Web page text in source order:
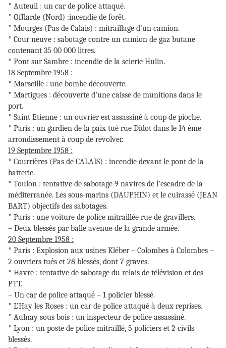
* Auteuil : un car de police attaqué.
* Offlarde (Nord) :incendie de forêt.
* Mourges (Pas de Calais) : mitraillage d’un camion.
* Cour neuve : sabotage contre un camion de gaz butane
contenant 35 00 000 litres.
* Pont sur Sambre : incendie de la scierie Hulin.
18 Septembre 1958 :
* Marseille : une bombe découverte.
* Martigues : découverte d’une caisse de munitions dans le
port.
* Saint Etienne : un ouvrier est assassiné à coup de pioche.
* Paris : un gardien de la paix tué rue Didot dans le 14 ème
arrondissement à coup de revolver.
19 Septembre 1958 :
* Courrières (Pas de CALAIS) : incendie devant le pont de la
batterie.
* Toulon : tentative de sabotage 9 navires de l’escadre de la
méditerranée. Les sous-marins (DAUPHIN) et le cuirassé (JEAN
BART) objectifs des sabotages.
* Paris : une voiture de police mitraillée rue de gravillers.
– Deux blessés par balle avenue de la grande armée.
20 Septembre 1958 :
* Paris : Explosion aux usines Kléber – Colombes à Colombes –
2 ouvriers tués et 28 blessés, dont 7 graves.
* Havre : tentative de sabotage du relais de télévision et des
PTT.
– Un car de police attaqué – 1 policier blessé.
* L’Hay les Roses : un car de police attaqué à deux reprises.
* Aulnay sous bois : un inspecteur de police assassiné.
* Lyon : un poste de police mitraillé, 5 policiers et 2 civils
blessés.